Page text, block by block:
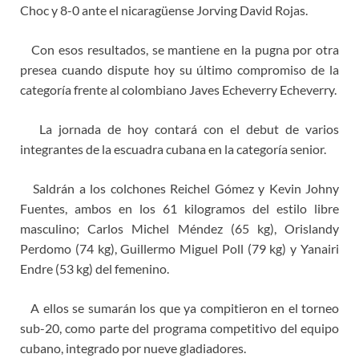
Choc y 8-0 ante el nicaragüense Jorving David Rojas.
Con esos resultados, se mantiene en la pugna por otra
presea cuando dispute hoy su último compromiso de la
categoría frente al colombiano Javes Echeverry Echeverry.
La jornada de hoy contará con el debut de varios
integrantes de la escuadra cubana en la categoría senior.
Saldrán a los colchones Reichel Gómez y Kevin Johny
Fuentes, ambos en los 61 kilogramos del estilo libre
masculino; Carlos Michel Méndez (65 kg), Orislandy
Perdomo (74 kg), Guillermo Miguel Poll (79 kg) y Yanairi
Endre (53 kg) del femenino.
A ellos se sumarán los que ya compitieron en el torneo
sub-20, como parte del programa competitivo del equipo
cubano, integrado por nueve gladiadores.